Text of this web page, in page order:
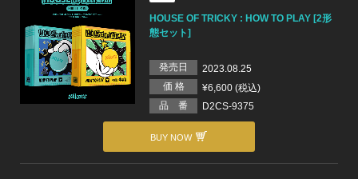
HOUSE OF TRICKY : HOW TO PLAY [2形
態セット]
発売日
2023.08.25
価 格
¥6,600 (税込)
品 番
D2CS-9375
BUY NOW